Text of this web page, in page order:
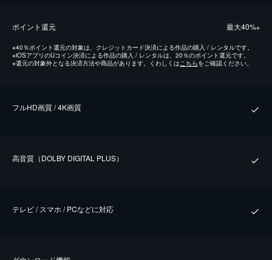
ポイント還元 最⼤40%※
※40％ポイント還元の対象は、クレジットカード決済による作品の購入 / レンタルです。
※iOSアプリのUコイン決済による作品の購入 / レンタルは、20％のポイント還元です。
※還元の対象外となる決済方法や商品があります。くわしくは こちらをご確認ください。
フルHD画質 / 4K画質
⾼⾳質（DOLBY DIGITAL PLUS）
テレビ / スマホ / PCなどに対応